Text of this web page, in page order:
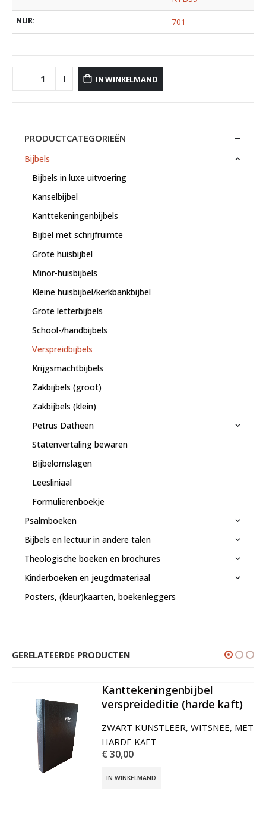
NUR: 701
IN WINKELMAND
PRODUCTCATEGORIEËN
Bijbels
Bijbels in luxe uitvoering
Kanselbijbel
Kanttekeningenbijbels
Bijbel met schrijfruimte
Grote huisbijbel
Minor-huisbijbels
Kleine huisbijbel/kerkbankbijbel
Grote letterbijbels
School-/handbijbels
Verspreidbijbels
Krijgsmachtbijbels
Zakbijbels (groot)
Zakbijbels (klein)
Petrus Datheen
Statenvertaling bewaren
Bijbelomslagen
Leesliniaal
Formulierenboekje
Psalmboeken
Bijbels en lectuur in andere talen
Theologische boeken en brochures
Kinderboeken en jeugdmateriaal
Posters, (kleur)kaarten, boekenleggers
GERELATEERDE PRODUCTEN
Kanttekeningenbijbel
verspreideditie (harde kaft)
€ 30,00
IN WINKELMAND